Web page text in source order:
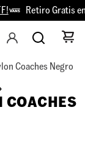
Retiro Gratis en
Coaches Negro
COACHES